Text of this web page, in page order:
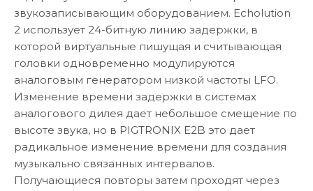
звукозаписывающим оборудованием. Echolution
2 использует 24-битную линию задержки, в
которой виртуальные пишущая и считывающая
головки одновременно модулируются
аналоговым генератором низкой частоты LFO.
Изменение времени задержки в системах
аналогового дилея дает небольшое смещение по
высоте звука, но в PIGTRONIX E2B это дает
радикальное изменение времени для создания
музыкально связанных интервалов.
Получающиеся повторы затем проходят через